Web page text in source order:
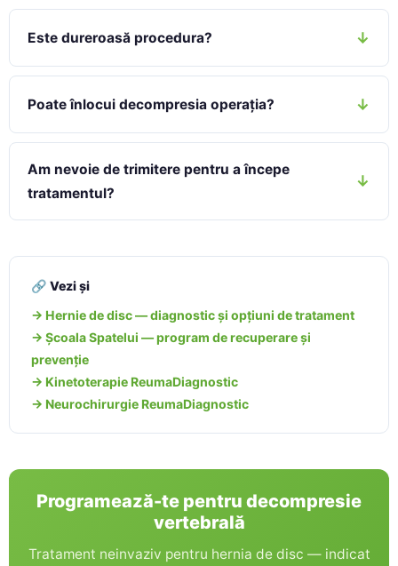
Este dureroasă procedura?
Poate înlocui decompresia operația?
Am nevoie de trimitere pentru a începe
tratamentul?
🔗 Vezi și
→ Hernie de disc — diagnostic și opțiuni de tratament
→ Școala Spatelui — program de recuperare și
prevenție
→ Kinetoterapie ReumaDiagnostic
→ Neurochirurgie ReumaDiagnostic
Programează-te pentru decompresie
vertebrală
Tratament neinvaziv pentru hernia de disc — indicat